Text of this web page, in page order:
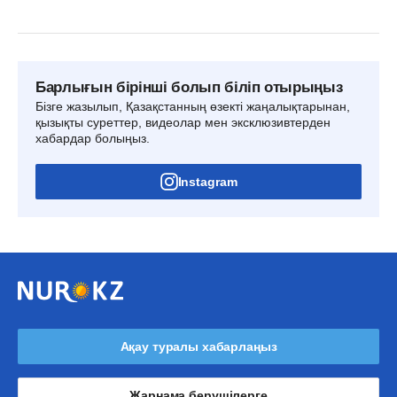
Барлығын бірінші болып біліп отырыңыз
Бізге жазылып, Қазақстанның өзекті жаңалықтарынан,
қызықты суреттер, видеолар мен эксклюзивтерден
хабардар болыңыз.
Instagram
Ақау туралы хабарлаңыз